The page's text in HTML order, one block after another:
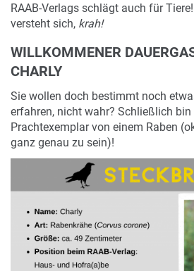
RAAB-Verlags schlägt auch für
versteht sich, krah!
WILLKOMMENER
CHARLY
Sie wollen doch bestimmt noch
erfahren, nicht wahr? Schließlich bin
Prachtexemplar von einem Raben
ganz genau zu sein)!